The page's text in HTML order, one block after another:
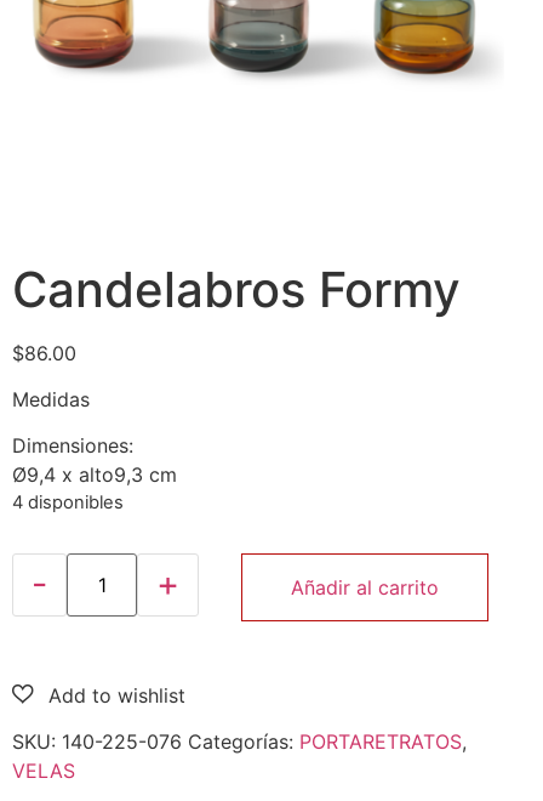
Candelabros Formy
$86.00
Medidas
Dimensiones:
Ø9,4 x alto9,3 cm
4 disponibles
Añadir al carrito
SKU: 140-225-076 Categorías: PORTARETRATOS,
VELAS